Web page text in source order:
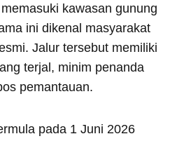
kawasan gunung
ini dikenal masyarakat
Jalur tersebut memiliki
terjal, minim penanda
pemantauan.
pada 1 Juni 2026